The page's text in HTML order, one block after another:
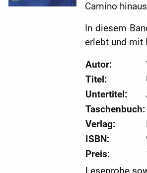
Camino
In diesem
erlebt und mit
Autor:
Titel:
Untertitel:
Taschenbuch:
Verlag:
ISBN:
Preis: